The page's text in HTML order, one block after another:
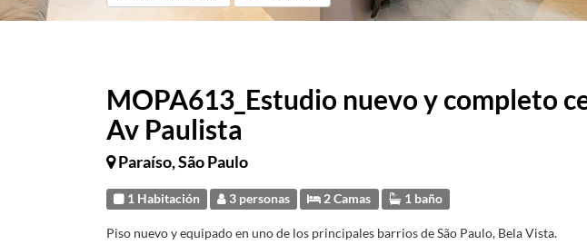
MOPA613_Estudio nuevo y completo
Av Paulista
Paraíso, São Paulo
1 Habitación 3 personas 2 Camas 1 baño
Piso nuevo y equipado en uno de los principales barrios de São Paulo, Bela Vista.